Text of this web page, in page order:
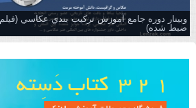
وبینار دوره جامع آموزش تركيب بندي عكاسي (فیلم
ضبط شده)